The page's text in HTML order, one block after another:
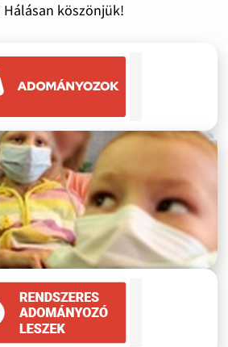
köszönjük!